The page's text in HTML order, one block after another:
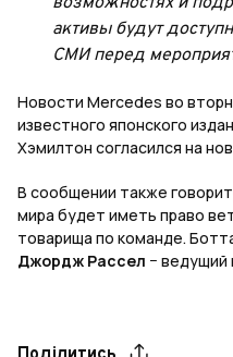
активы будут
СМИ перед
Новости Mercedes во
известного японского
Хэмилтон согласился на
В сообщении также
мира будет иметь право
товарища по команде.
Джордж Рассел − ведущий